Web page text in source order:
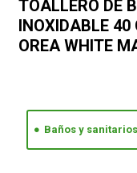
TOALLERO DE
INOXIDABLE
OREA WHITE
Baños y sanitarios